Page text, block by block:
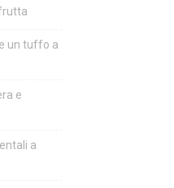
un tuffo a
e
a